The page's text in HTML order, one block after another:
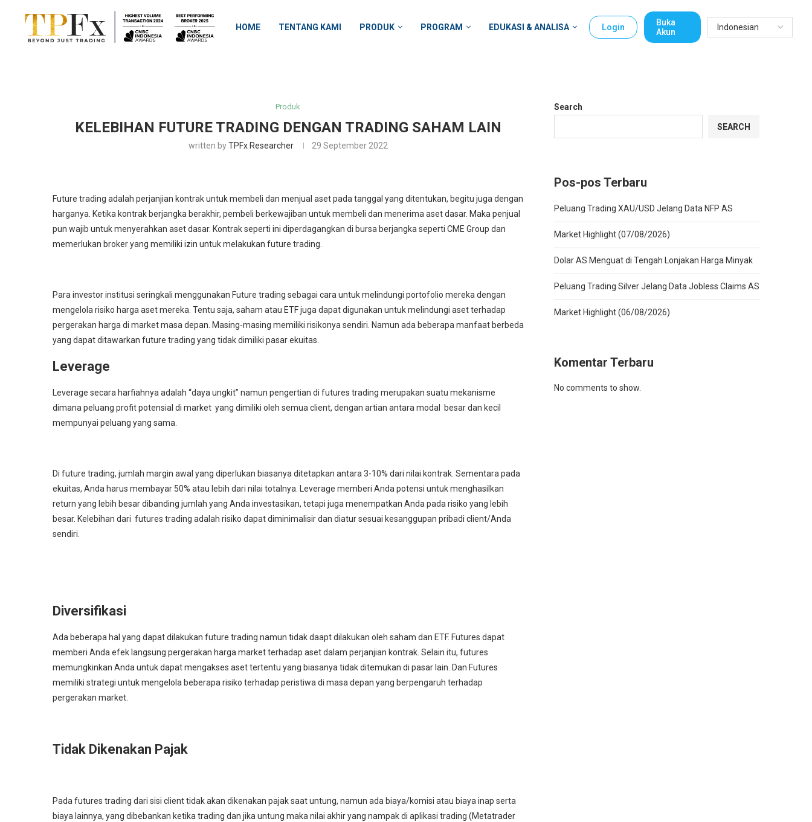
HOME TENTANG KAMI PRODUK PROGRAM EDUKASI & ANALISA Login
Buka
Akun
Produk
KELEBIHAN FUTURE TRADING DENGAN TRADING SAHAM LAIN
written byTPFx Researcher 29 September 2022
Future trading adalah perjanjian kontrak untuk membeli dan menjual aset pada tanggal yang ditentukan, begitu juga dengan
harganya. Ketika kontrak berjangka berakhir, pembeli berkewajiban untuk membeli dan menerima aset dasar. Maka penjual
pun wajib untuk menyerahkan aset dasar. Kontrak seperti ini diperdagangkan di bursa berjangka seperti CME Group dan
memerlukan broker yang memiliki izin untuk melakukan future trading.
Para investor institusi seringkali menggunakan Future trading sebagai cara untuk melindungi portofolio mereka dengan
mengelola risiko harga aset mereka. Tentu saja, saham atau ETF juga dapat digunakan untuk melindungi aset terhadap
pergerakan harga di market masa depan. Masing-masing memiliki risikonya sendiri. Namun ada beberapa manfaat berbeda
yang dapat ditawarkan future trading yang tidak dimiliki pasar ekuitas.
Leverage
Leverage secara harfiahnya adalah “daya ungkit” namun pengertian di futures trading merupakan suatu mekanisme
dimana peluang profit potensial di market yang dimiliki oleh semua client, dengan artian antara modal besar dan kecil
mempunyai peluang yang sama.
Di future trading, jumlah margin awal yang diperlukan biasanya ditetapkan antara 3-10% dari nilai kontrak. Sementara pada
ekuitas, Anda harus membayar 50% atau lebih dari nilai totalnya. Leverage memberi Anda potensi untuk menghasilkan
return yang lebih besar dibanding jumlah yang Anda investasikan, tetapi juga menempatkan Anda pada risiko yang lebih
besar. Kelebihan dari futures trading adalah risiko dapat diminimalisir dan diatur sesuai kesanggupan pribadi client/Anda
sendiri.
Diversifikasi
Ada beberapa hal yang dapat dilakukan future trading namun tidak daapt dilakukan oleh saham dan ETF. Futures dapat
memberi Anda efek langsung pergerakan harga market terhadap aset dalam perjanjian kontrak. Selain itu, futures
memungkinkan Anda untuk dapat mengakses aset tertentu yang biasanya tidak ditemukan di pasar lain. Dan Futures
memiliki strategi untuk mengelola beberapa risiko terhadap peristiwa di masa depan yang berpengaruh terhadap
pergerakan market.
Tidak Dikenakan Pajak
Pada futures trading dari sisi client tidak akan dikenakan pajak saat untung, namun ada biaya/komisi atau biaya inap serta
biaya lainnya, yang dibebankan ketika trading dan jika untung maka nilai akhir yang nampak di aplikasi trading (Metatrader
Search
SEARCH
Pos-pos Terbaru
Peluang Trading XAU/USD Jelang Data NFP AS
Market Highlight (07/08/2026)
Dolar AS Menguat di Tengah Lonjakan Harga Minyak
Peluang Trading Silver Jelang Data Jobless Claims AS
Market Highlight (06/08/2026)
Komentar Terbaru
No comments to show.